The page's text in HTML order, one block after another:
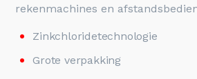
rekenmachines en
Zinkchloridetechnologie
Grote verpakking